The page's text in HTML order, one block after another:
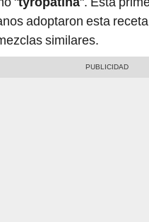
adoptaron esta
similares.